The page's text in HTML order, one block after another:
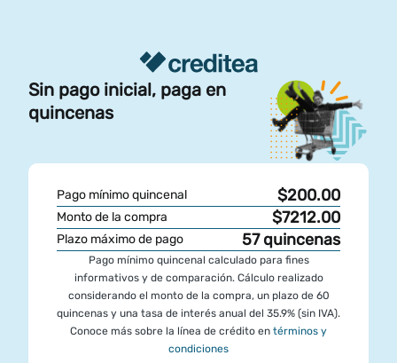
Sin pago inicial, paga en
quincenas
Pago mínimo quincenal $200.00
Monto de la compra $7212.00
Plazo máximo de pago 57 quincenas
Pago mínimo quincenal calculado para fines
informativos y de comparación. Cálculo realizado
considerando el monto de la compra, un plazo de 60
quincenas y una tasa de interés anual del 35.9% (sin IVA).
Conoce más sobre la línea de crédito en términos y
condiciones